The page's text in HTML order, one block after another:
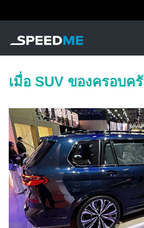
เมื่อ SUV ของครอบค